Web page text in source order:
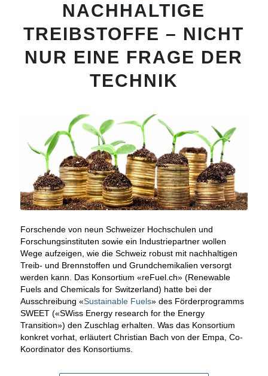
NACHHALTIGE
TREIBSTOFFE – NICHT
NUR EINE FRAGE DER
TECHNIK
Forschende von neun Schweizer Hochschulen und
Forschungsinstituten sowie ein Industriepartner wollen
Wege aufzeigen, wie die Schweiz robust mit nachhaltigen
Treib- und Brennstoffen und Grundchemikalien versorgt
werden kann. Das Konsortium «reFuel.ch» (Renewable
Fuels and Chemicals for Switzerland) hatte bei der
Ausschreibung «Sustainable Fuels» des Förderprogramms
SWEET («SWiss Energy research for the Energy
Transition») den Zuschlag erhalten. Was das Konsortium
konkret vorhat, erläutert Christian Bach von der Empa, Co-
Koordinator des Konsortiums.